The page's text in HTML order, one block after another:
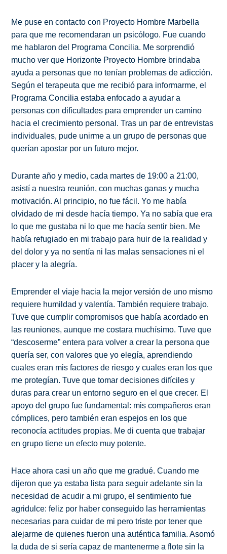
Me puse en contacto con Proyecto Hombre Marbella
para que me recomendaran un psicólogo. Fue cuando
me hablaron del Programa Concilia. Me sorprendió
mucho ver que Horizonte Proyecto Hombre brindaba
ayuda a personas que no tenían problemas de adicción.
Según el terapeuta que me recibió para informarme, el
Programa Concilia estaba enfocado a ayudar a
personas con dificultades para emprender un camino
hacia el crecimiento personal. Tras un par de entrevistas
individuales, pude unirme a un grupo de personas que
querían apostar por un futuro mejor.
Durante año y medio, cada martes de 19:00 a 21:00,
asistí a nuestra reunión, con muchas ganas y mucha
motivación. Al principio, no fue fácil. Yo me había
olvidado de mi desde hacía tiempo. Ya no sabía que era
lo que me gustaba ni lo que me hacía sentir bien. Me
había refugiado en mi trabajo para huir de la realidad y
del dolor y ya no sentía ni las malas sensaciones ni el
placer y la alegría.
Emprender el viaje hacia la mejor versión de uno mismo
requiere humildad y valentía. También requiere trabajo.
Tuve que cumplir compromisos que había acordado en
las reuniones, aunque me costara muchísimo. Tuve que
“descoserme” entera para volver a crear la persona que
quería ser, con valores que yo elegía, aprendiendo
cuales eran mis factores de riesgo y cuales eran los que
me protegían. Tuve que tomar decisiones difíciles y
duras para crear un entorno seguro en el que crecer. El
apoyo del grupo fue fundamental: mis compañeros eran
cómplices, pero también eran espejos en los que
reconocía actitudes propias. Me di cuenta que trabajar
en grupo tiene un efecto muy potente.
Hace ahora casi un año que me gradué. Cuando me
dijeron que ya estaba lista para seguir adelante sin la
necesidad de acudir a mi grupo, el sentimiento fue
agridulce: feliz por haber conseguido las herramientas
necesarias para cuidar de mi pero triste por tener que
alejarme de quienes fueron una auténtica familia. Asomó
la duda de si sería capaz de mantenerme a flote sin la